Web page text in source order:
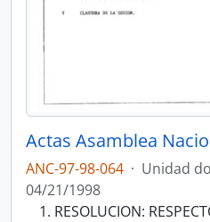
ANC-97-98-064 · Unidad
04/21/1998
RESOLUCION: